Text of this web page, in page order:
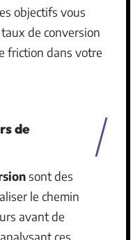
objectifs vous
de conversion
friction dans votre
de
sont des
le chemin
avant de
ces